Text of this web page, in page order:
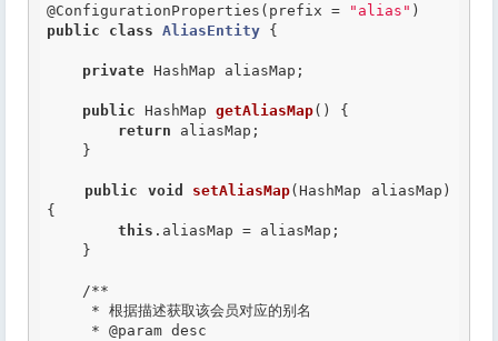
@ConfigurationProperties (prefix = "alias"
public
class AliasEntity {
private HashMap aliasMap;
public HashMap getAliasMap() {
return aliasMap;
public void setAliasMap(HashMap aliasMap)
{
this .aliasMap = aliasMap;
/**
     *
@param desc